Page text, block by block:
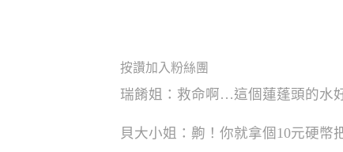
按讚加入粉絲團
瑞餚姐：救命啊…這個蓮蓬頭的水
貝大小姐：齁！你就拿個10元硬幣